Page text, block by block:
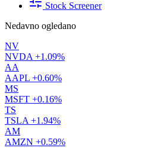
Stock Screener
Nedavno ogledano
NV
NVDA +1.09%
AA
AAPL +0.60%
MS
MSFT +0.16%
TS
TSLA +1.94%
AM
AMZN +0.59%